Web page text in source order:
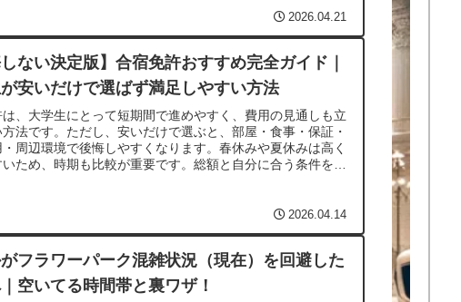
変や空気感に注目すると楽しみやすくなります。 2026.04.21
しない決定版】合宿免許おすすめ完全ガイド｜
安いだけで選ばず満足しやすい方法
、大学生にとって短期間で進めやすく、費用の見通しも立
法です。ただし、安いだけで選ぶと、部屋・食事・保証・
周辺環境で後悔しやすくなります。春休みや夏休みは高く
ため、時期も比較が重要です。総額と自分に合う条件を見
2026.04.14
フラワーパーク混雑状況（現在）を回避した
空いてる時間帯と裏ワザ！